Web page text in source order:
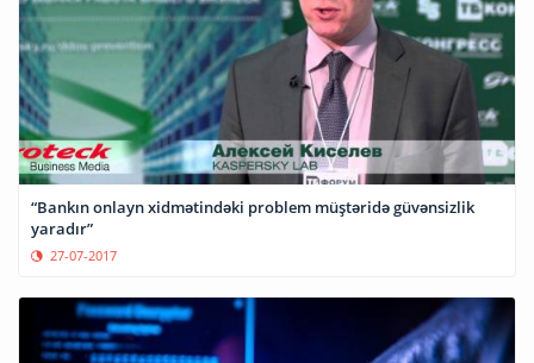
“Bankın onlayn xidmətindəki problem müştəridə güvənsizlik
yaradır”
27-07-2017